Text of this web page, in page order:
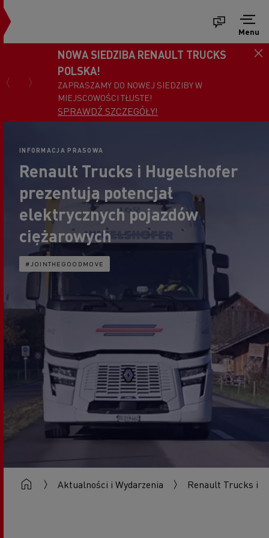
Menu
NOWA SIEDZIBA RENAULT TRUCKS
POLSKA!
ZAPRASZAMY DO NOWEJ SIEDZIBY W
MIEJSCOWOŚCI TŁUSTE!
SPRAWDŹ SZCZEGÓŁY!
INFORMACJA PRASOWA
Renault Trucks i Hugelshofer
prezentują potencjał
elektrycznych pojazdów
ciężarowych
#JOINTHEGOODMOVE
Aktualności i Wydarzenia Renault Trucks i